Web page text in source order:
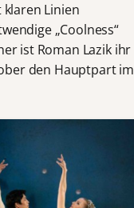
Linien
„Coolness“
ist Roman Lazik ihr
den Hauptpart im